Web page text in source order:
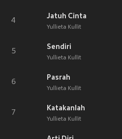
4
Jatuh Cinta
Yullieta Kullit
5
Sendiri
Yullieta Kullit
6
Pasrah
Yullieta Kullit
7
Katakanlah
Yullieta Kullit